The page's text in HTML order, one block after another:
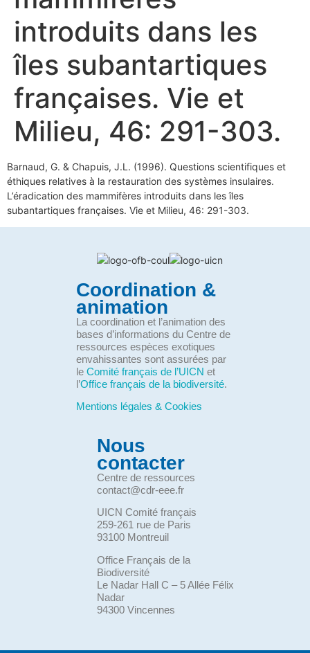
introduits dans les
îles subantartiques
françaises. Vie et
Milieu, 46: 291-303.
Barnaud, G. & Chapuis, J.L. (1996). Questions scientifiques et
éthiques relatives à la restauration des systèmes insulaires.
L’éradication des mammifères introduits dans les îles
subantartiques françaises. Vie et Milieu, 46: 291-303.
Coordination &
animation
La coordination et l’animation des
bases d’informations du Centre de
ressources espèces exotiques
envahissantes sont assurées par
le Comité français de l’UICN et
l’Office français de la biodiversité.
Mentions légales & Cookies
Nous
contacter
Centre de ressources
contact@cdr-eee.fr
UICN Comité français
259-261 rue de Paris
93100 Montreuil
Office Français de la
Biodiversité
Le Nadar Hall C – 5 Allée Félix
Nadar
94300 Vincennes